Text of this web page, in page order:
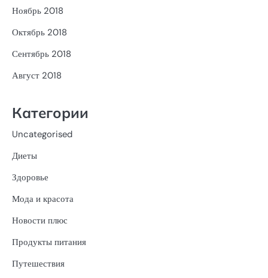
Ноябрь 2018
Октябрь 2018
Сентябрь 2018
Август 2018
Категории
Uncategorised
Диеты
Здоровье
Мода и красота
Новости плюс
Продукты питания
Путешествия